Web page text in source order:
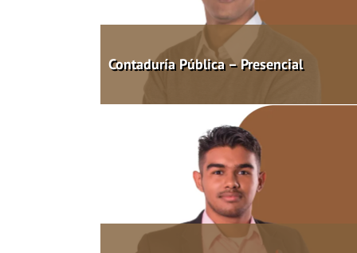
Contaduría Pública – Presencial